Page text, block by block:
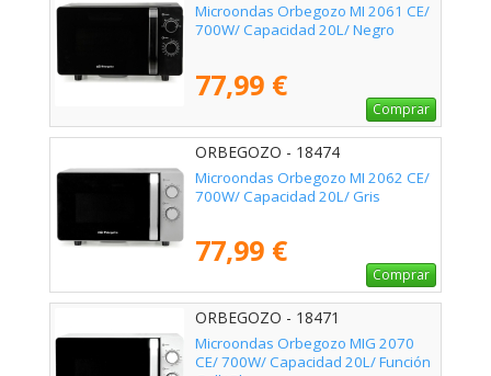
Microondas Orbegozo MI 2061 CE/
700W/ Capacidad 20L/ Negro
77,99 €
Comprar
ORBEGOZO - 18474
Microondas Orbegozo MI 2062 CE/
700W/ Capacidad 20L/ Gris
77,99 €
Comprar
ORBEGOZO - 18471
Microondas Orbegozo MIG 2070
CE/ 700W/ Capacidad 20L/ Función